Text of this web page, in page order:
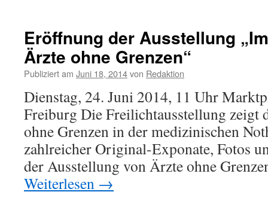
Eröffnung der Ausstellung
Ärzte ohne Grenzen“
Publiziert am Juni 18, 2014von Redaktion
Dienstag, 24. Juni 2014, 11 Uhr
Freiburg Die Freilichtausstellung zeigt
ohne Grenzen in der medizinischen
zahlreicher Original-Exponate, Fotos
der Ausstellung von Ärzte ohne
Weiterlesen →